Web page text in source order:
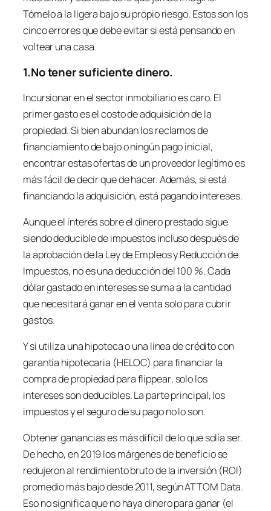
Tómelo a la ligera bajo su propio riesgo. Estos son los
cinco errores que debe evitar si está pensando en
voltear una casa.
1.No tener suficiente dinero.
Incursionar en el sector inmobiliario es caro. El
primer gasto es el costo de adquisición de la
propiedad. Si bien abundan los reclamos de
financiamiento de bajo o ningún pago inicial,
encontrar estas ofertas de un proveedor legítimo es
más fácil de decir que de hacer. Además, si está
financiando la adquisición, está pagando intereses.
Aunque el interés sobre el dinero prestado sigue
siendo deducible de impuestos incluso después de
la aprobación de la Ley de Empleos y Reducción de
Impuestos, no es una deducción del 100 %. Cada
dólar gastado en intereses se suma a la cantidad
que necesitará ganar en el venta solo para cubrir
gastos.
Y si utiliza una hipoteca o una línea de crédito con
garantía hipotecaria (HELOC) para financiar la
compra de propiedad paraflippear, solo los
intereses son deducibles. La parte principal, los
impuestos y el seguro de su pago no lo son.
Obtener ganancias es más difícil de lo que solía ser.
De hecho, en 2019 los márgenes de beneficio se
redujeron al rendimiento bruto de la inversión (ROI)
promedio más bajo desde 2011, según ATTOM Data.
Eso no significa que no haya dinero para ganar (el